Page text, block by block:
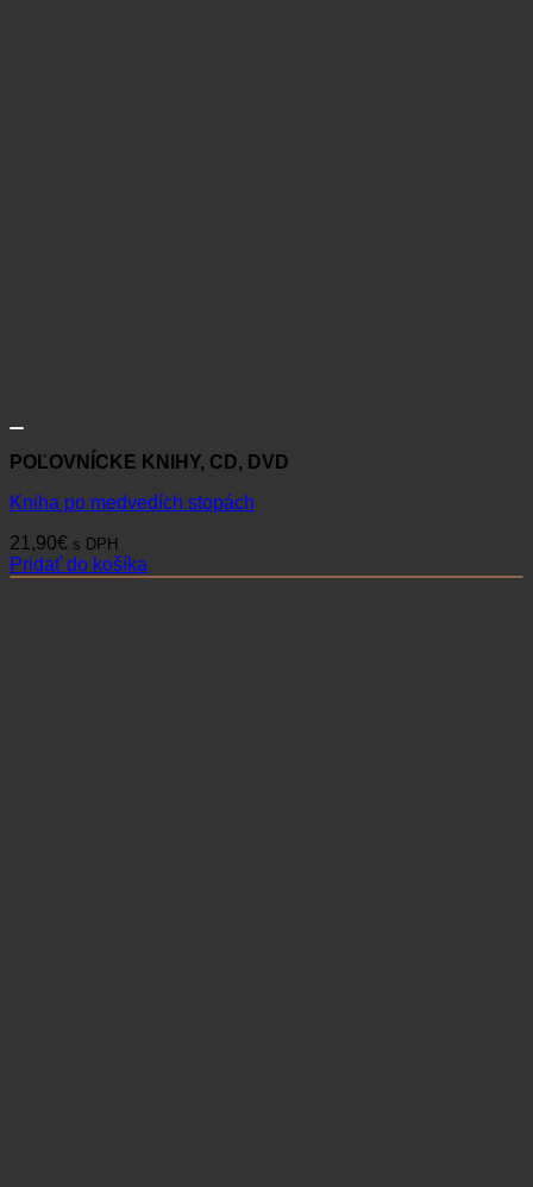
POĽOVNÍCKE KNIHY, CD, DVD
Kniha po medvedích stopách
21,90€ s DPH
Pridať do košíka